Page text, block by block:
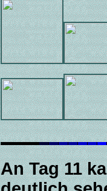
An Tag 11